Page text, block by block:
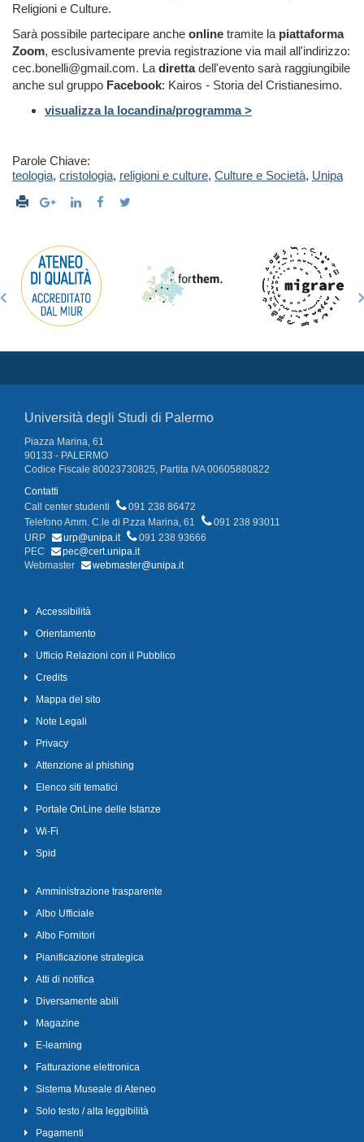
Religioni e Culture.
Sarà possibile partecipare anche online tramite la piattaforma
Zoom, esclusivamente previa registrazione via mail all'indirizzo:
cec.bonelli@gmail.com. Ladirettadell'evento sarà raggiungibile
anche sul gruppo Facebook: Kairos - Storia del Cristianesimo.
visualizza la locandina/programma >
Parole Chiave:
teologia, cristologia, religioni e culture, Culture e Società, Unipa
Università degli Studi di Palermo
Piazza Marina, 61
90133 - PALERMO
Codice Fiscale 80023730825, Partita IVA 00605880822
Contatti
Call center studenti
091 238 86472
Telefono Amm. C.le di P.zza Marina, 61
091 238 93011
URP
urp@unipa.it
091 238 93666
PEC
pec@cert.unipa.it
Webmaster
webmaster@unipa.it
Accessibilità
Orientamento
Ufficio Relazioni con il Pubblico
Credits
Mappa del sito
Note Legali
Privacy
Attenzione al phishing
Elenco siti tematici
Portale OnLine delle Istanze
Wi-Fi
Spid
Amministrazione trasparente
Albo Ufficiale
Albo Fornitori
Pianificazione strategica
Atti di notifica
Diversamente abili
Magazine
E-learning
Fatturazione elettronica
Sistema Museale di Ateneo
Solo testo / alta leggibilità
Pagamenti